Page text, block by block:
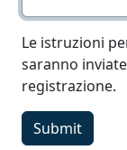
Le istruzioni
saranno
registrazione.